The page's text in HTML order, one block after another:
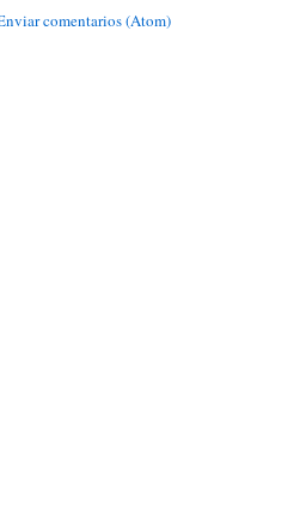
comentarios (Atom)